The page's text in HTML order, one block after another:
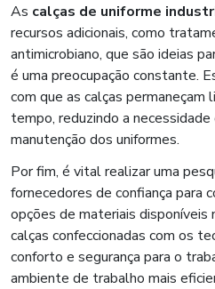
As calças de uniforme
recursos adicionais, como
antimicrobiano, que são ideias
é uma preocupação constante.
com que as calças permaneçam
tempo, reduzindo a
manutenção dos uniformes.
Por fim, é vital realizar uma
fornecedores de confiança para
opções de materiais disponíveis
calças confeccionadas com os
conforto e segurança para o
ambiente de trabalho mais